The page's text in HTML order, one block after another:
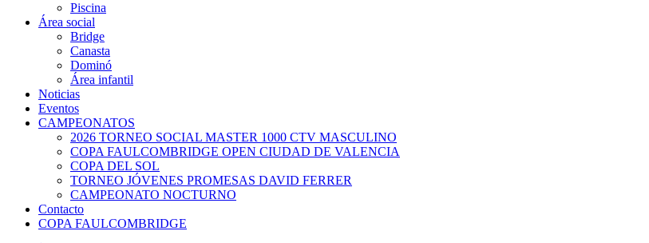
Piscina
Área social
Bridge
Canasta
Dominó
Área infantil
Noticias
Eventos
CAMPEONATOS
2026 TORNEO SOCIAL MASTER 1000 CTV MASCULINO
COPA FAULCOMBRIDGE OPEN CIUDAD DE VALENCIA
COPA DEL SOL
TORNEO JÓVENES PROMESAS DAVID FERRER
CAMPEONATO NOCTURNO
Contacto
COPA FAULCOMBRIDGE